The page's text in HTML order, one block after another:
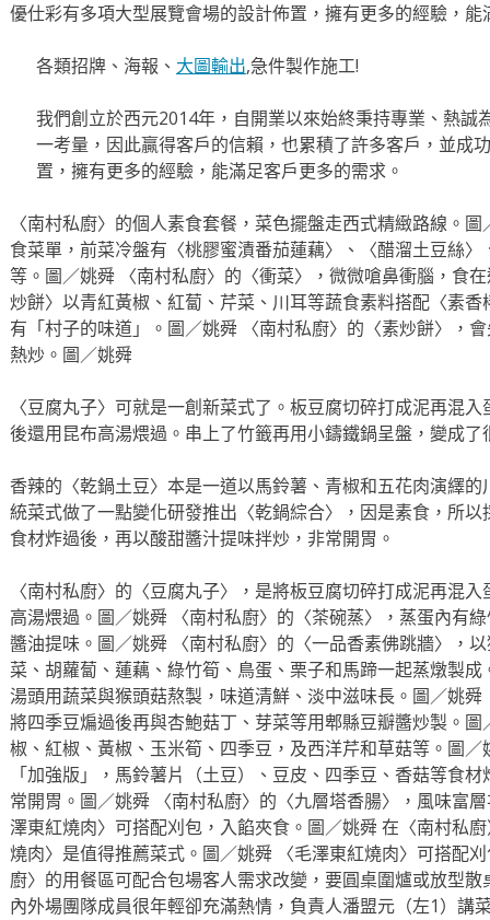
優仕彩有多項大型展覽會場的設計佈置，擁有更多的經驗，
各類招牌、海報、 大圖輸出,急件製作施工!
我們創立於西元2014年，自開業以來始終秉持專業、熱誠
一考量，因此贏得客戶的信賴，也累積了許多客戶，並成
置，擁有更多的經驗，能滿足客戶更多的需求。
〈南村私廚〉的個人素食套餐，菜色擺盤走西式精緻路線。
食菜單，前菜冷盤有〈桃膠蜜漬番茄蓮藕〉、〈醋溜土豆絲
等。圖／姚舜 〈南村私廚〉的〈衝菜〉，微微嗆鼻衝腦，食
炒餅〉以青紅黃椒、紅蔔、芹菜、川耳等蔬食素料搭配〈素
有「村子的味道」。圖／姚舜 〈南村私廚〉的〈素炒餅〉，
熱炒。圖／姚舜
〈豆腐丸子〉可就是一創新菜式了。板豆腐切碎打成泥再混
後還用昆布高湯煨過。串上了竹籤再用小鑄鐵鍋呈盤，變成
香辣的〈乾鍋土豆〉本是一道以馬鈴薯、青椒和五花肉演繹
統菜式做了一點變化研發推出〈乾鍋綜合〉，因是素食，所
食材炸過後，再以酸甜醬汁提味拌炒，非常開胃。
〈南村私廚〉的〈豆腐丸子〉，是將板豆腐切碎打成泥再混
高湯煨過。圖／姚舜 〈南村私廚〉的〈茶碗蒸〉，蒸蛋內有
醬油提味。圖／姚舜 〈南村私廚〉的〈一品香素佛跳牆〉，
菜、胡蘿蔔、蓮藕、綠竹筍、鳥蛋、栗子和馬蹄一起蒸燉製
湯頭用蔬菜與猴頭菇熬製，味道清鮮、淡中滋味長。圖／姚
將四季豆煸過後再與杏鮑菇丁、芽菜等用郫縣豆瓣醬炒製。
椒、紅椒、黃椒、玉米筍、四季豆，及西洋芹和草菇等。圖
「加強版」，馬鈴薯片（土豆）、豆皮、四季豆、香菇等食
常開胃。圖／姚舜 〈南村私廚〉的〈九層塔香腸〉，風味富
澤東紅燒肉〉可搭配刈包，入餡夾食。圖／姚舜 在〈南村私
燒肉〉是值得推薦菜式。圖／姚舜 〈毛澤東紅燒肉〉可搭配
廚〉的用餐區可配合包場客人需求改變，要圓桌圍爐或放型
內外場團隊成員很年輕卻充滿熱情，負責人潘盟元（左1）講